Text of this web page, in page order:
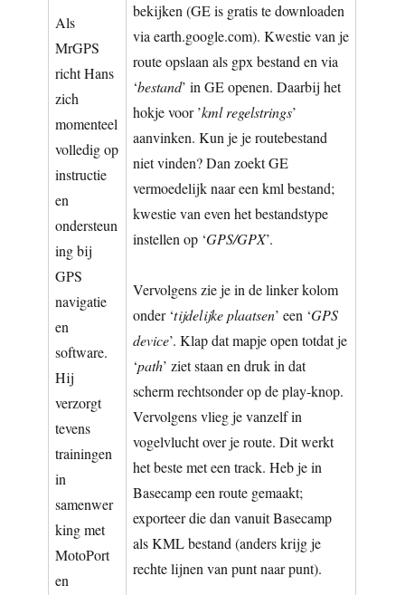
Als
MrGPS
richt Hans
zich
momenteel
volledig op
instructie
en
ondersteun
ing bij
GPS
navigatie
en
software.
Hij
verzorgt
tevens
trainingen
in
samenwer
king met
MotoPort
en
bekijken (GE is gratis te downloaden
via earth.google.com). Kwestie van je
route opslaan als gpx bestand en via
‘bestand’ in GE openen. Daarbij het
hokje voor ’kml regelstrings’
aanvinken. Kun je je routebestand
niet vinden? Dan zoekt GE
vermoedelijk naar een kml bestand;
kwestie van even het bestandstype
instellen op ‘GPS/GPX’.
Vervolgens zie je in de linker kolom
onder ‘tijdelijke plaatsen’ een ‘GPS
device’. Klap dat mapje open totdat je
‘path’ ziet staan en druk in dat
scherm rechtsonder op de play-knop.
Vervolgens vlieg je vanzelf in
vogelvlucht over je route. Dit werkt
het beste met een track. Heb je in
Basecamp een route gemaakt;
exporteer die dan van­uit Basecamp
als KML bestand (anders krijg je
rechte lijnen van punt naar punt).